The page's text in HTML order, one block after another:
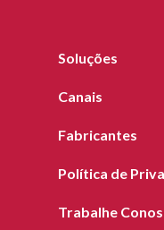
Soluções
Canais
Fabricantes
Política de
Trabalhe